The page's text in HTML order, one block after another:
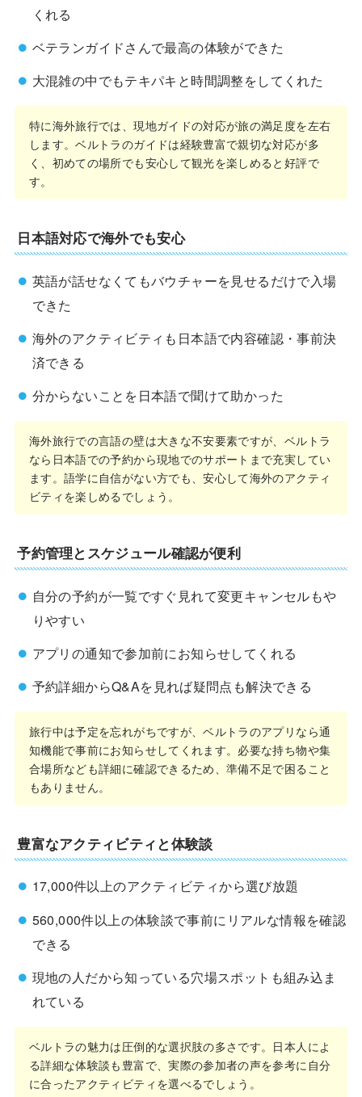
くれる
ベテランガイドさんで最高の体験ができた
大混雑の中でもテキパキと時間調整をしてくれた
特に海外旅行では、現地ガイドの対応が旅の満足度を左右
します。ベルトラのガイドは経験豊富で親切な対応が多
く、初めての場所でも安心して観光を楽しめると好評で
す。
日本語対応で海外でも安心
英語が話せなくてもバウチャーを見せるだけで入場
できた
海外のアクティビティも日本語で内容確認・事前決
済できる
分からないことを日本語で聞けて助かった
海外旅行での言語の壁は大きな不安要素ですが、ベルトラ
なら日本語での予約から現地でのサポートまで充実してい
ます。語学に自信がない方でも、安心して海外のアクティ
ビティを楽しめるでしょう。
予約管理とスケジュール確認が便利
自分の予約が一覧ですぐ見れて変更キャンセルもや
りやすい
アプリの通知で参加前にお知らせしてくれる
予約詳細からQ&Aを見れば疑問点も解決できる
旅行中は予定を忘れがちですが、ベルトラのアプリなら通
知機能で事前にお知らせしてくれます。必要な持ち物や集
合場所なども詳細に確認できるため、準備不足で困ること
もありません。
豊富なアクティビティと体験談
17,000件以上のアクティビティから選び放題
560,000件以上の体験談で事前にリアルな情報を確認
できる
現地の人だから知っている穴場スポットも組み込ま
れている
ベルトラの魅力は圧倒的な選択肢の多さです。日本人によ
る詳細な体験談も豊富で、実際の参加者の声を参考に自分
に合ったアクティビティを選べるでしょう。